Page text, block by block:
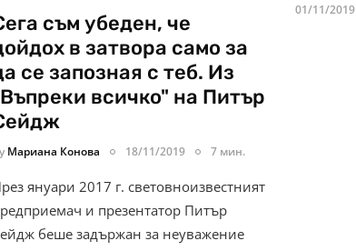
съм убеден, че
в затвора само за
се запозная с теб. Из
всичко" на Питър
Мариана Конова 18/11/2019 7 мин.
януари 2017 г. световноизвестният
и презентатор Питър
беше задържан за неуважение
01/11/2019